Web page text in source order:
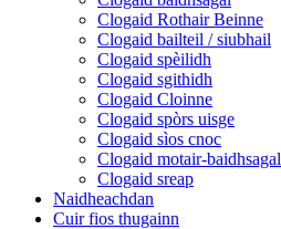
Clogaid Rothair Beinne
Clogaid bailteil / siubhail
Clogaid spèilidh
Clogaid sgithidh
Clogaid Cloinne
Clogaid spòrs uisge
Clogaid sìos cnoc
Clogaid motair-baidhsagal
Clogaid sreap
Naidheachdan
Cuir fios thugainn